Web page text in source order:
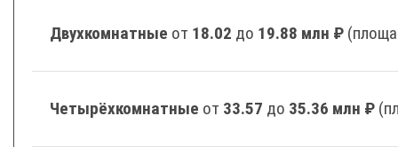
Двухкомнатные от 18.02 до 19.88 млн ₽
Четырёхкомнатные от 33.57 до 35.36 млн ₽